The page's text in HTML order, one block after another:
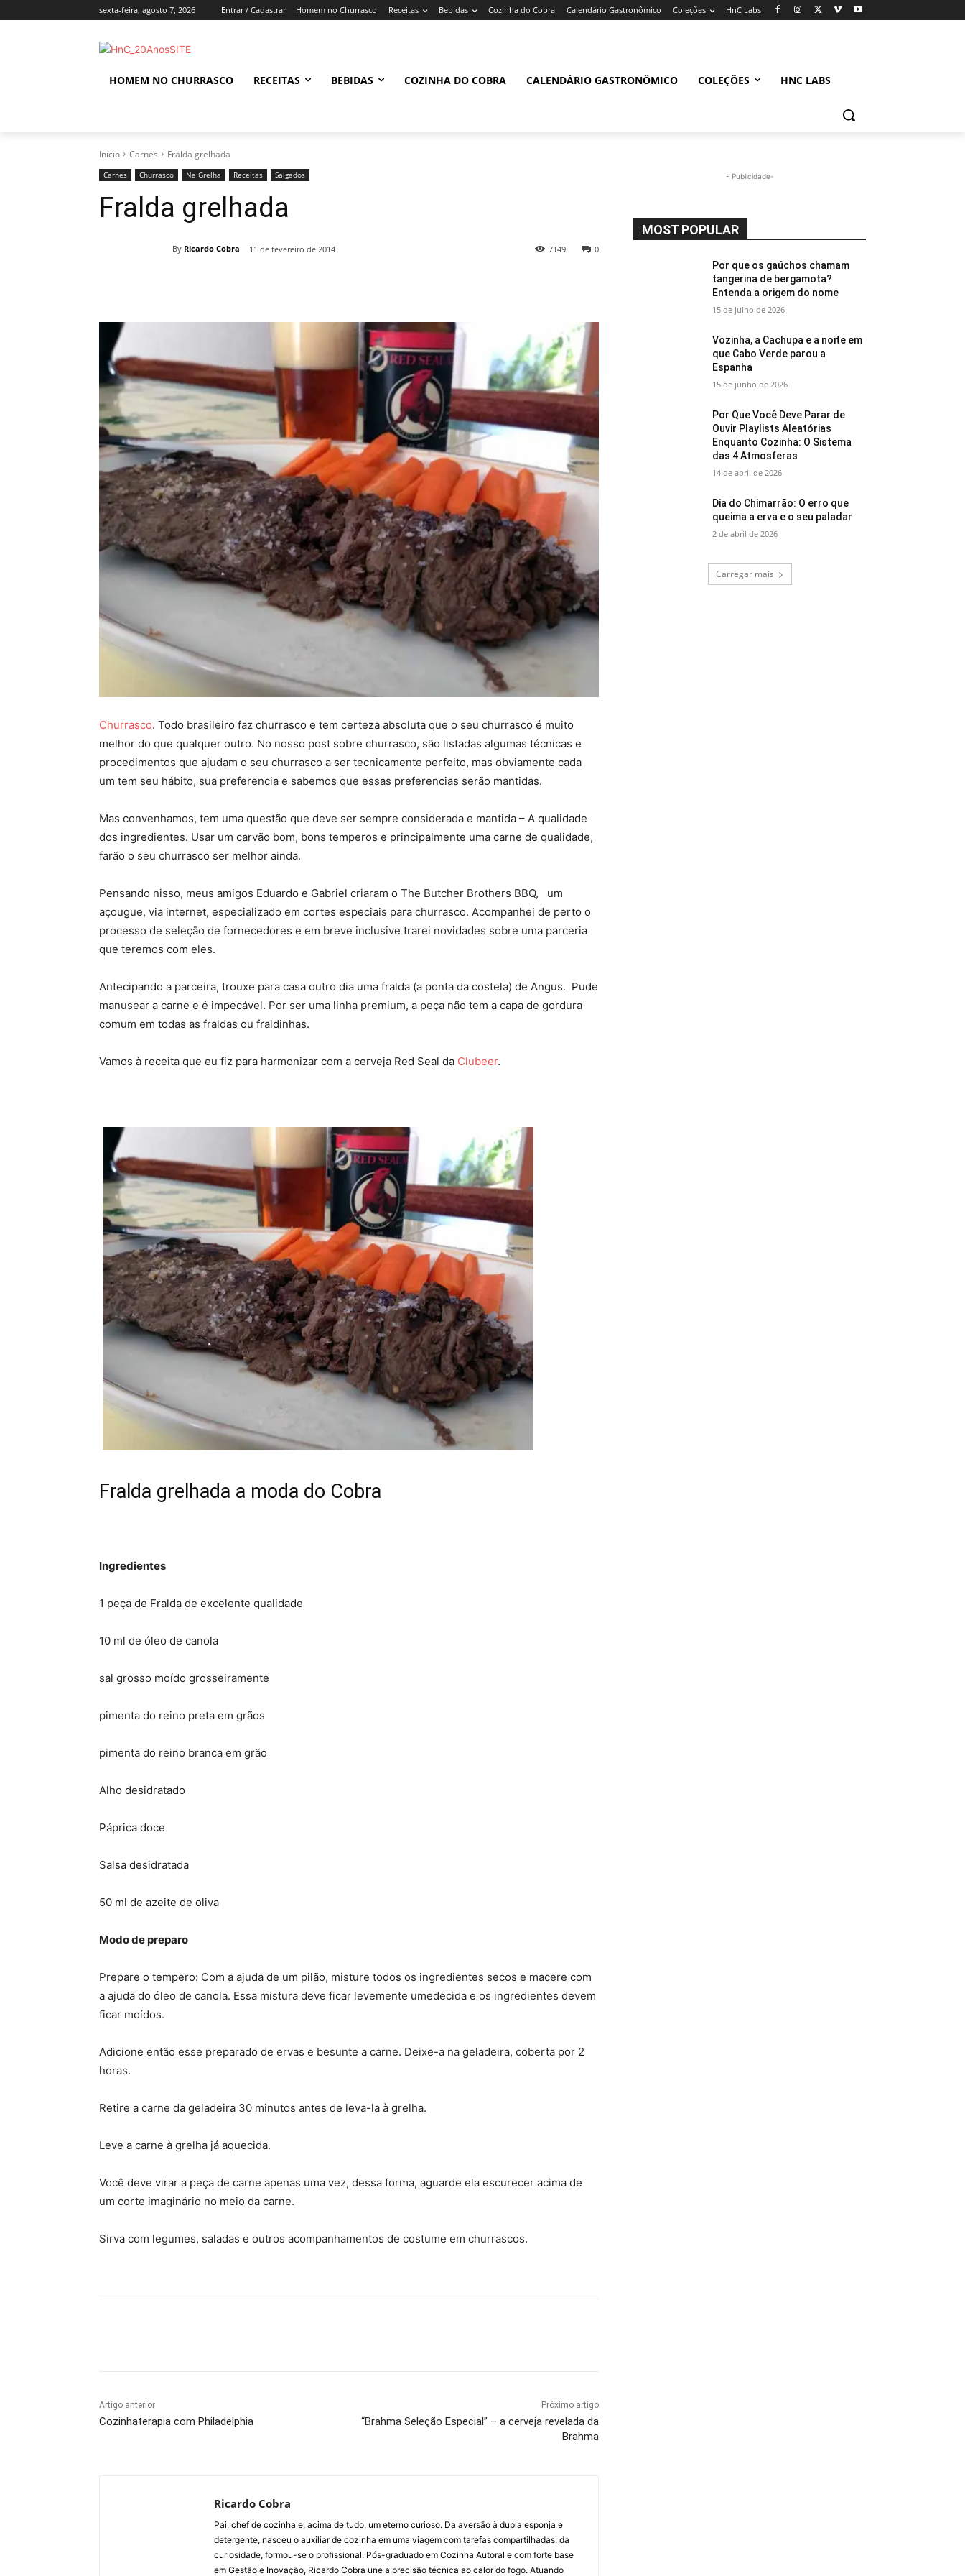
sexta-feira, agosto 7, 2026 Entrar / Cadastrar Homem no Churrasco Receitas Bebidas Cozinha do Cobra Calendário Gastronômico Coleções HnC Labs
HOMEM NO CHURRASCO RECEITAS BEBIDAS COZINHA DO COBRA CALENDÁRIO GASTRONÔMICO COLEÇÕES HNC LABS
Início Carnes Fralda grelhada
Carnes Churrasco Na Grelha Receitas Salgados
Fralda grelhada
By Ricardo Cobra 11 de fevereiro de 2014 0
7149
Churrasco. Todo brasileiro faz churrasco e tem certeza absoluta que o seu churrasco é muito
melhor do que qualquer outro. No nosso post sobre churrasco, são listadas algumas técnicas e
procedimentos que ajudam o seu churrasco a ser tecnicamente perfeito, mas obviamente cada
um tem seu hábito, sua preferencia e sabemos que essas preferencias serão mantidas.
Mas convenhamos, tem uma questão que deve ser sempre considerada e mantida – A qualidade
dos ingredientes. Usar um carvão bom, bons temperos e principalmente uma carne de qualidade,
farão o seu churrasco ser melhor ainda.
Pensando nisso, meus amigos Eduardo e Gabriel criaram o The Butcher Brothers BBQ, um
açougue, via internet, especializado em cortes especiais para churrasco. Acompanhei de perto o
processo de seleção de fornecedores e em breve inclusive trarei novidades sobre uma parceria
que teremos com eles.
Antecipando a parceira, trouxe para casa outro dia uma fralda (a ponta da costela) de Angus. Pude
manusear a carne e é impecável. Por ser uma linha premium, a peça não tem a capa de gordura
comum em todas as fraldas ou fraldinhas.
Vamos à receita que eu fiz para harmonizar com a cerveja Red Seal da Clubeer.
Fralda grelhada a moda do Cobra
Ingredientes
1 peça de Fralda de excelente qualidade
10 ml de óleo de canola
sal grosso moído grosseiramente
pimenta do reino preta em grãos
pimenta do reino branca em grão
Alho desidratado
Páprica doce
Salsa desidratada
50 ml de azeite de oliva
Modo de preparo
Prepare o tempero: Com a ajuda de um pilão, misture todos os ingredientes secos e macere com
a ajuda do óleo de canola. Essa mistura deve ficar levemente umedecida e os ingredientes devem
ficar moídos.
Adicione então esse preparado de ervas e besunte a carne. Deixe-a na geladeira, coberta por 2
horas.
Retire a carne da geladeira 30 minutos antes de leva-la à grelha.
Leve a carne à grelha já aquecida.
Você deve virar a peça de carne apenas uma vez, dessa forma, aguarde ela escurecer acima de
um corte imaginário no meio da carne.
Sirva com legumes, saladas e outros acompanhamentos de costume em churrascos.
Artigo anterior
Cozinhaterapia com Philadelphia
Próximo artigo
“Brahma Seleção Especial” – a cerveja revelada da
Brahma
Ricardo Cobra
Pai, chef de cozinha e, acima de tudo, um eterno curioso. Da aversão à dupla esponja e
detergente, nasceu o auxiliar de cozinha em uma viagem com tarefas compartilhadas; da
curiosidade, formou-se o profissional. Pós-graduado em Cozinha Autoral e com forte base
em Gestão e Inovação, Ricardo Cobra une a precisão técnica ao calor do fogo. Atuando
- Publicidade-
MOST POPULAR
Por que os gaúchos chamam
tangerina de bergamota?
Entenda a origem do nome
15 de julho de 2026
Vozinha, a Cachupa e a noite em
que Cabo Verde parou a
Espanha
15 de junho de 2026
Por Que Você Deve Parar de
Ouvir Playlists Aleatórias
Enquanto Cozinha: O Sistema
das 4 Atmosferas
14 de abril de 2026
Dia do Chimarrão: O erro que
queima a erva e o seu paladar
2 de abril de 2026
Carregar mais